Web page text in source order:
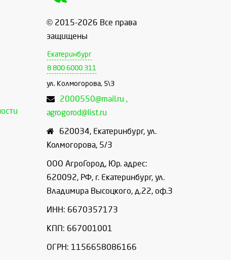
© 2015-2026 Все права
защищены
Екатеринбург
8 800 6000 311
ул. Колмогорова, 5\3
2000550@mail.ru ,
agrogorod@list.ru
620034, Екатеринбург, ул.
Колмогорова, 5/3
ООО АгроГород, Юр. адрес:
620092, РФ, г. Екатеринбург, ул.
Владимира Высоцкого, д.22, оф.3
ИНН: 6670357173
КПП: 667001001
ОГРН: 1156658086166